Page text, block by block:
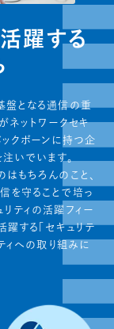
躍する
盤となる通信の重
ネットワークセキ
クボーンに持つ企
いでいます。
もちろんのこと、
を守ることで培っ
ティの活躍フィー
躍する「セキュリテ
ィへの取り組みに